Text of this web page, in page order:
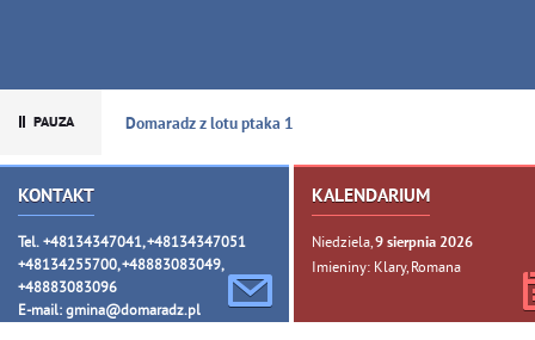
Domaradz z lotu ptaka 1
KONTAKT
Tel. +48134347041, +48134347051
+48134255700, +48883083049,
+48883083096
E-mail: gmina@domaradz.pl
KALENDARIUM
Niedziela, 9sierpnia 2026
Imieniny: Klary, Romana